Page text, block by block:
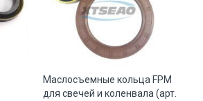
Маслосъемные кольца FPM
для свечей и коленвала (арт.